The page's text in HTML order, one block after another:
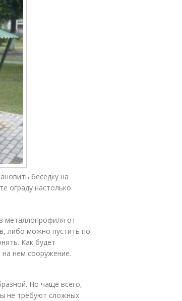
беседку на
ограду настолько
металлопрофиля от
либо можно пустить по
Как будет
на нем сооружение.
Но чаще всего,
не требуют сложных